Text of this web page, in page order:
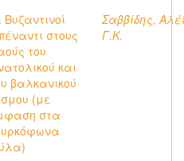
Βυζαντινοί
στους
του
και
βαλκανικού
(με
στα
Σαββίδης,
Γ.Κ.